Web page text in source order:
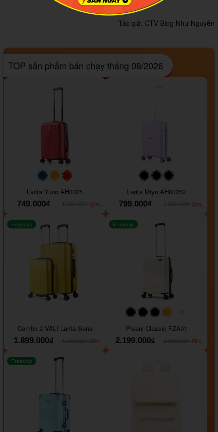
Tác giả: CTV Blog Như Nguyễn
TOP sản phẩm bán chạy tháng 08/2026
#093f69#ffa500
Larita Yuno AH0325
749.000₫
-37%
#000000#000000
Larita Miyo AH01252
799.000₫
-33%
Freeship
Combo 2 VALI Larita Sena
1.899.000₫
-60%
#000000#000000
#000000
#ffa500
+1
Freeship
Pisani Classic FZA01
2.199.000₫
-26%
Freeship